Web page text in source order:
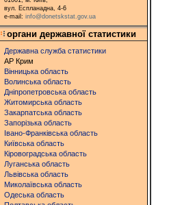
вул. Еспланадна, 4-6
e-mail: info@donetskstat.gov.ua
органи державної статистики
Державна служба статистики
АР Крим
Вінницька область
Волинська область
Дніпропетровська область
Житомирська область
Закарпатська область
Запорізька область
Івано-Франківська область
Київська область
Кіровоградська область
Луганська область
Львівська область
Миколаївська область
Одеська область